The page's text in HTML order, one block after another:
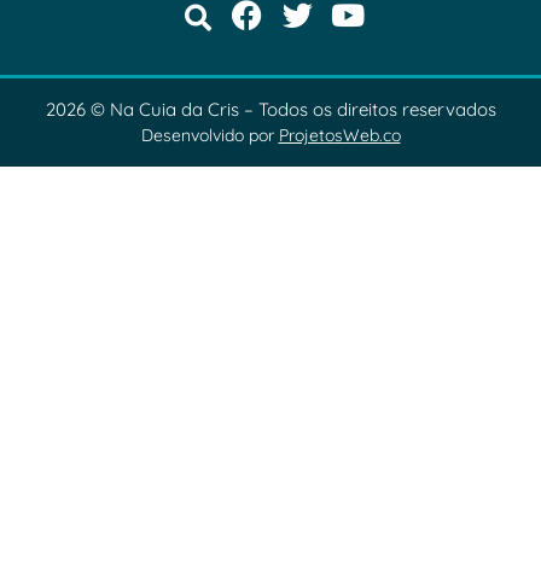
2026 © Na Cuia da Cris – Todos os direitos reservados
Desenvolvido por ProjetosWeb.co